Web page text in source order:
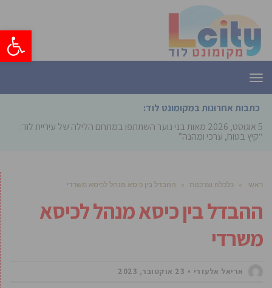
פתח
תפריט
כתבות אחרונות במקומונט לוד:
5 אוגוסט, 2026
מאות בני נוער השתתפו במתחם הלילה של עיריית לוד:
“קיץ בטוח, ערכי ומהנה”
ראשי » כלכלה וצרכנות » ההבדל בין כיסא מנהל לכיסא משרדי
ההבדל בין כיסא מנהל לכיסא
משרדי
אריאל אלעזרי 23 אוקטובר, 2023